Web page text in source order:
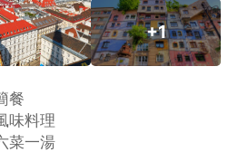
+1
餐
味料理
菜一湯